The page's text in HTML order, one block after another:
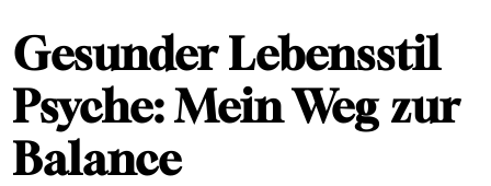
Gesunder Lebensstil
Psyche: Mein Weg zur
Balance